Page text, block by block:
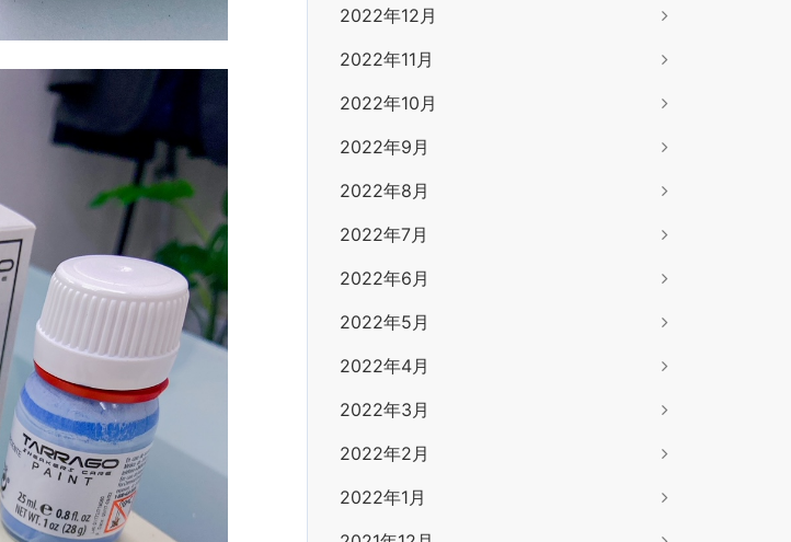
2022年12月
2022年11月
2022年10月
2022年9月
2022年8月
2022年7月
2022年6月
2022年5月
2022年4月
2022年3月
2022年2月
2022年1月